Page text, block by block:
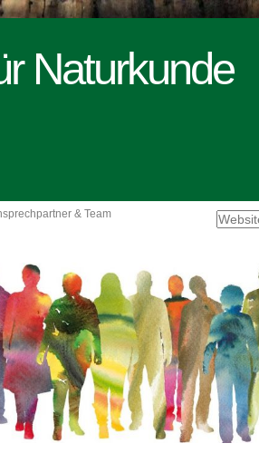
Naturkunde
& Team